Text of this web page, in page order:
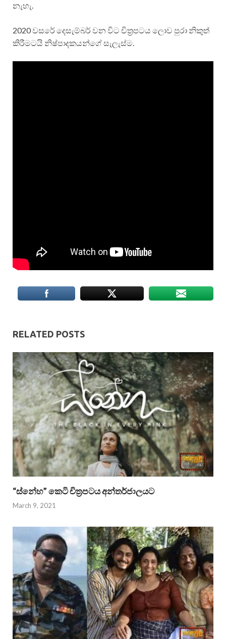
නැහැ.
2020 වසරේ දෙසැම්බර් වන විට චිත්‍රපටය ලොව පුරා නිකුත්
කිරීමටයි නිෂ්පාදකයන්ගේ සැලැස්ම.
RELATED POSTS
“ස්නේහ” කෙටි චිත්‍රපටය අන්තර්ජාලයට
March 9, 2021